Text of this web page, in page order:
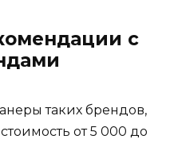
с
таких брендов,
от 5 000 до